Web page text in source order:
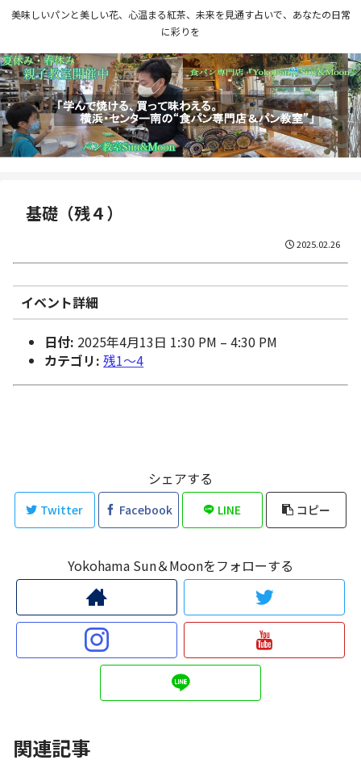
美味しいパンと美しい花、心温まる紅茶、未来を見通す占いで、あなたの日常
に彩りを
基礎（残４）
2025.02.26
イベント詳細
日付: 2025年4月13日 1:30 PM –4:30 PM
カテゴリ: 残1〜4
シェアする
Twitter Facebook LINE コピー
Yokohama Sun＆Moonをフォローする
関連記事